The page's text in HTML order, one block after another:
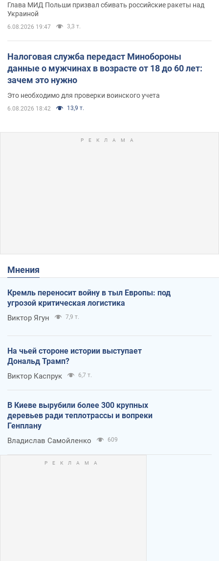
Глава МИД Польши призвал сбивать российские ракеты над
Украиной
6.08.2026 19:47 3,3 т.
Налоговая служба передаст Минобороны
данные о мужчинах в возрасте от 18 до 60 лет:
зачем это нужно
Это необходимо для проверки воинского учета
6.08.2026 18:42 13,9 т.
Мнения
Кремль переносит войну в тыл Европы: под
угрозой критическая логистика
Виктор Ягун 7,9 т.
На чьей стороне истории выступает
Дональд Трамп?
Виктор Каспрук 6,7 т.
В Киеве вырубили более 300 крупных
деревьев ради теплотрассы и вопреки
Генплану
Владислав Самойленко 609